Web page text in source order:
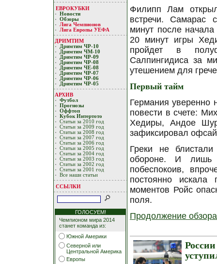
ЕВРОКУБКИ
Новости
Обзоры
Лигa Чемпиoнoв
Лига Европы УЕФA
ДРИМТИМ
Дримтим ЧР-10
Дримтим ЧМ-10
Дримтим ЧР-09
Дримтим ЧР-08
Дримтим ЧЕ-08
Дримтим ЧР-07
Дримтим ЧР-06
Дримтим ЧР-05
АРХИВ
Футбол
Прогнозы
Оффтоп
Кубoк Интертoтo
Статьи за 2010 год
Статьи за 2009 год
Статьи за 2008 год
Статьи за 2007 год
Статьи за 2006 год
Статьи за 2005 год
Статьи за 2004 год
Статьи за 2003 год
Статьи за 2002 год
Статьи за 2001 год
Все наши статьи
ССЫЛКИ
ГОЛОСУЕМ!
Чемпионом мира 2014
станет команда из:
Южной Америки
Северной или
Центральной Америка
Европы
Филипп Лам
встречи. Самарас
минут после
20 минут игры
пройдет в
Салпингидиса за
утешением для
Первый тайм
Германия уверенно
повести в счете:
Хедиры, Андое
зафиксировал
Греки не
обороне. И лишь
побеспокоив,
постоянно
моментов Ройс
поля.
Продолжение